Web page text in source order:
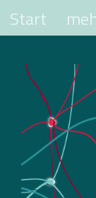
Zum Inhalt
Start